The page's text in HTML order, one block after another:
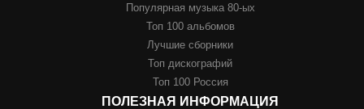
Популярная музыка 80-ых
Топ 100 альбомов
Лучшие сборники
Топ дискографий
Топ 100 Россия
ПОЛЕЗНАЯ ИНФОРМАЦИЯ